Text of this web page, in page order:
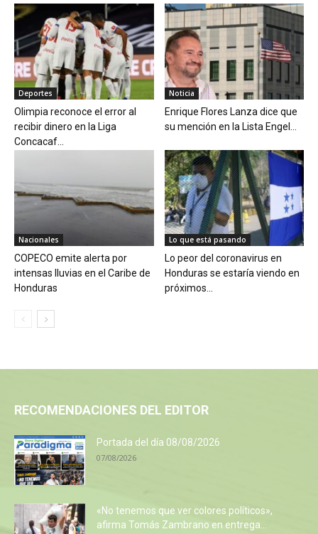
Deportes
Olimpia reconoce el error al
recibir dinero en la Liga
Concacaf...
Noticia
Enrique Flores Lanza dice que
su mención en la Lista Engel...
Nacionales
COPECO emite alerta por
intensas lluvias en el Caribe de
Honduras
Lo que está pasando
Lo peor del coronavirus en
Honduras se estaría viendo en
próximos...
RECOMENDACIONES DEL EDITOR
Portada del día 08/08/2026
07/08/2026
«No tenemos que ver colores políticos»,
afirma Tomás Zambrano en entrega...